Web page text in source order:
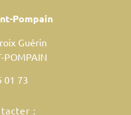
Pompain
Guérin
POMPAIN
01 73
: